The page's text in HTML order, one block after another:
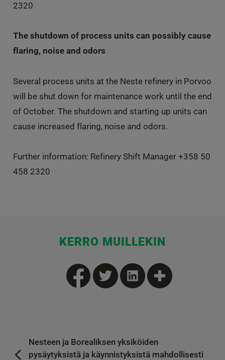
2320
The shutdown of process units can possibly cause
flaring, noise and odors
Several process units at the Neste refinery in Porvoo
will be shut down for maintenance work until the end
of October. The shutdown and starting up units can
cause increased flaring, noise and odors.
Further information: Refinery Shift Manager +358 50
458 2320
KERRO MUILLEKIN
Nesteen ja Borealiksen yksiköiden
pysäytyksistä ja käynnistyksistä mahdollisesti